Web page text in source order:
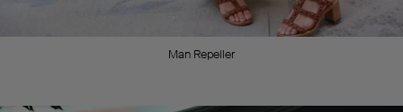
Man Repeller